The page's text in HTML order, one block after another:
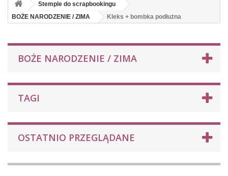
Stemple do scrapbookingu
BOŻE NARODZENIE / ZIMA
Kleks + bombka podłużna
BOŻE NARODZENIE / ZIMA
TAGI
OSTATNIO PRZEGLĄDANE